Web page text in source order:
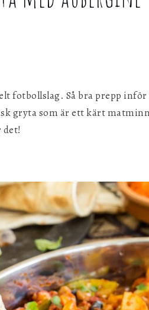
fotbollslag. Så bra prepp
gryta som är ett kärt
det!